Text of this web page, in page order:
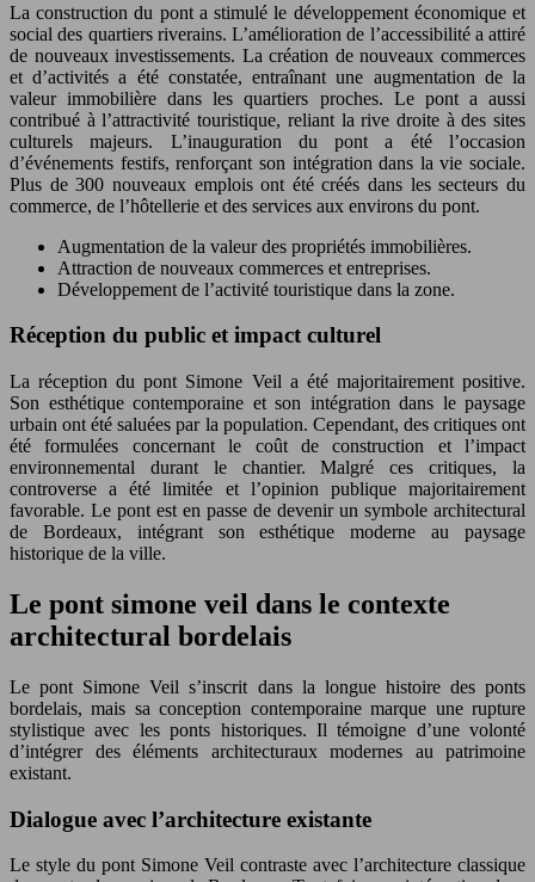
La construction du pont a stimulé le développement économique et
social des quartiers riverains. L’amélioration de l’accessibilité a attiré
de nouveaux investissements. La création de nouveaux commerces
et d’activités a été constatée, entraînant une augmentation de la
valeur immobilière dans les quartiers proches. Le pont a aussi
contribué à l’attractivité touristique, reliant la rive droite à des sites
culturels majeurs. L’inauguration du pont a été l’occasion
d’événements festifs, renforçant son intégration dans la vie sociale.
Plus de 300 nouveaux emplois ont été créés dans les secteurs du
commerce, de l’hôtellerie et des services aux environs du pont.
Augmentation de la valeur des propriétés immobilières.
Attraction de nouveaux commerces et entreprises.
Développement de l’activité touristique dans la zone.
Réception du public et impact culturel
La réception du pont Simone Veil a été majoritairement positive.
Son esthétique contemporaine et son intégration dans le paysage
urbain ont été saluées par la population. Cependant, des critiques ont
été formulées concernant le coût de construction et l’impact
environnemental durant le chantier. Malgré ces critiques, la
controverse a été limitée et l’opinion publique majoritairement
favorable. Le pont est en passe de devenir un symbole architectural
de Bordeaux, intégrant son esthétique moderne au paysage
historique de la ville.
Le pont simone veil dans le contexte
architectural bordelais
Le pont Simone Veil s’inscrit dans la longue histoire des ponts
bordelais, mais sa conception contemporaine marque une rupture
stylistique avec les ponts historiques. Il témoigne d’une volonté
d’intégrer des éléments architecturaux modernes au patrimoine
existant.
Dialogue avec l’architecture existante
Le style du pont Simone Veil contraste avec l’architecture classique